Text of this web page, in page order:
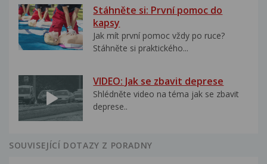
Stáhněte si: První pomoc do
kapsy
Jak mít první pomoc vždy po ruce?
Stáhněte si praktického...
VIDEO: Jak se zbavit deprese
Shlédněte video na téma jak se zbavit
deprese..
SOUVISEJÍCÍ DOTAZY Z PORADNY